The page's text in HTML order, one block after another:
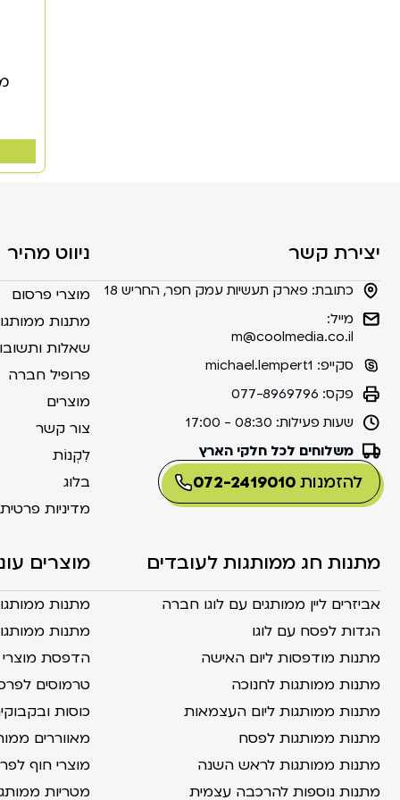
יצירת קשר
כתובת: פארק תעשיות עמק חפר, החריש 18
מייל:
m@coolmedia.co.il
סקייפ: michael.lempert1
פקס: 077-8969796
שעות פעילות: 08:30 - 17:00
משלוחים לכל חלקי הארץ
להזמנות072-2419010
ניווט מהיר
מוצרי פרסום
מתנות
שאלות
פרופיל חברה
מוצרים
צור קשר
לִקְנוֹת
בלוג
מדיניות פרטית
מתנות חג ממותגות לעובדים
אביזרים ליין ממותגים עם לוגו חברה
הגדות לפסח עם לוגו
מתנות מודפסות ליום האישה
מתנות ממותגות לחנוכה
מתנות ממותגות ליום העצמאות
מתנות ממותגות לפסח
מתנות ממותגות לראש השנה
מתנות נוספות להרכבה עצמית
מוצרים
מתנות
מתנות
הדפסת מוצרי
טרמוסים
כוסות
מאווררים
מוצרי חוף
מטריות